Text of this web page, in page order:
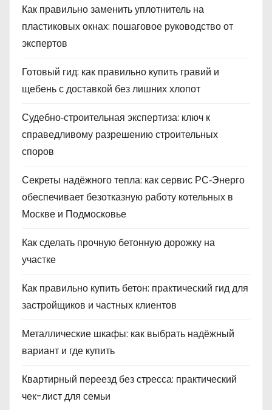
Как правильно заменить уплотнитель на
пластиковых окнах: пошаговое руководство от
экспертов
Готовый гид: как правильно купить гравий и
щебень с доставкой без лишних хлопот
Судебно‑строительная экспертиза: ключ к
справедливому разрешению строительных
споров
Секреты надёжного тепла: как сервис РС‑Энерго
обеспечивает безотказную работу котельных в
Москве и Подмосковье
Как сделать прочную бетонную дорожку на
участке
Как правильно купить бетон: практический гид для
застройщиков и частных клиентов
Металлические шкафы: как выбрать надёжный
вариант и где купить
Квартирный переезд без стресса: практический
чек-лист для семьи